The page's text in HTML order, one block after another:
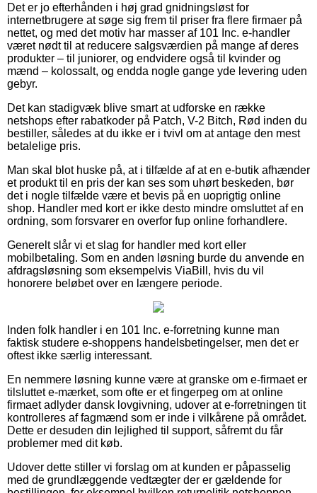
Det er jo efterhånden i høj grad gnidningsløst for
internetbrugere at søge sig frem til priser fra flere firmaer på
nettet, og med det motiv har masser af 101 Inc. e-handler
været nødt til at reducere salgsværdien på mange af deres
produkter – til juniorer, og endvidere også til kvinder og
mænd – kolossalt, og endda nogle gange yde levering uden
gebyr.
Det kan stadigvæk blive smart at udforske en række
netshops efter rabatkoder på Patch, V-2 Bitch, Rød inden du
bestiller, således at du ikke er i tvivl om at antage den mest
betalelige pris.
Man skal blot huske på, at i tilfælde af at en e-butik afhænder
et produkt til en pris der kan ses som uhørt beskeden, bør
det i nogle tilfælde være et bevis på en uoprigtig online
shop. Handler med kort er ikke desto mindre omsluttet af en
ordning, som forsvarer en overfor fup online forhandlere.
Generelt slår vi et slag for handler med kort eller
mobilbetaling. Som en anden løsning burde du anvende en
afdragsløsning som eksempelvis ViaBill, hvis du vil
honorere beløbet over en længere periode.
Inden folk handler i en 101 Inc. e-forretning kunne man
faktisk studere e-shoppens handelsbetingelser, men det er
oftest ikke særlig interessant.
En nemmere løsning kunne være at granske om e-firmaet er
tilsluttet e-mærket, som ofte er et fingerpeg om at online
firmaet adlyder dansk lovgivning, udover at e-forretningen tit
kontrolleres af fagmænd som er inde i vilkårene på området.
Dette er desuden din lejlighed til support, såfremt du får
problemer med dit køb.
Udover dette stiller vi forslag om at kunden er påpasselig
med de grundlæggende vedtægter der er gældende for